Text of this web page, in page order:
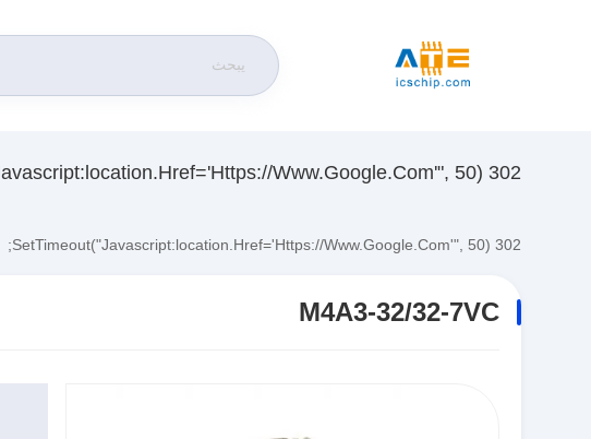
302 SetTimeout("javascript:location.href='https://www.google.com'", 50);
302 SetTimeout("javascript:location.href='https://www.google.com'", 50);
M4A3-32/32-7VC